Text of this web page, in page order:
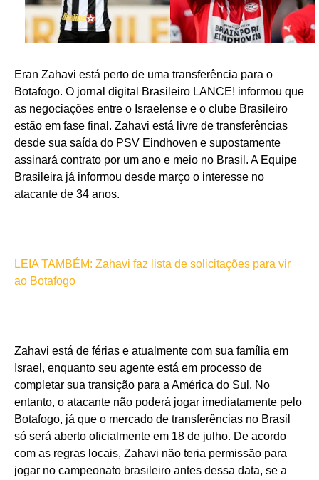
Eran Zahavi está perto de uma transferência para o
Botafogo. O jornal digital Brasileiro LANCE! informou que
as negociações entre o Israelense e o clube Brasileiro
estão em fase final. Zahavi está livre de transferências
desde sua saída do PSV Eindhoven e supostamente
assinará contrato por um ano e meio no Brasil. A Equipe
Brasileira já informou desde março o interesse no
atacante de 34 anos.
LEIA TAMBÉM: Zahavi faz lista de solicitações para vir
ao Botafogo
Zahavi está de férias e atualmente com sua família em
Israel, enquanto seu agente está em processo de
completar sua transição para a América do Sul. No
entanto, o atacante não poderá jogar imediatamente pelo
Botafogo, já que o mercado de transferências no Brasil
só será aberto oficialmente em 18 de julho. De acordo
com as regras locais, Zahavi não teria permissão para
jogar no campeonato brasileiro antes dessa data, se a